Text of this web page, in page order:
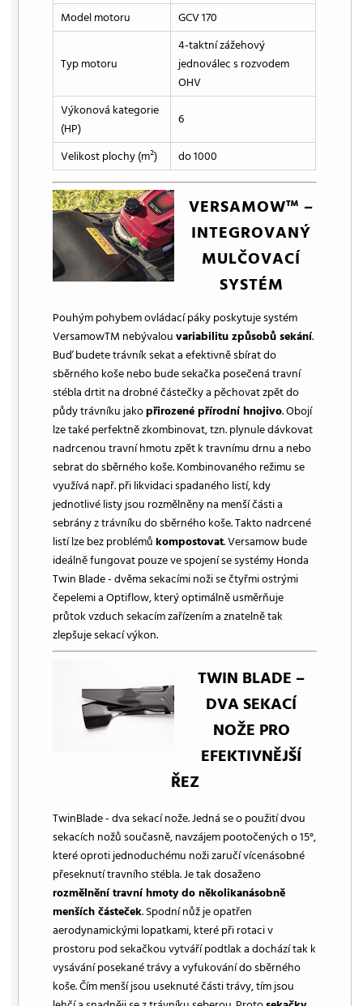
Model motoru
GCV 170
Typ motoru
4-taktní zážehový
jednoválec s rozvodem
OHV
Výkonová kategorie
(HP)
6
Velikost plochy (m²)
do 1000
VERSAMOW™ –
INTEGROVANÝ
MULČOVACÍ
SYSTÉM
Pouhým pohybem ovládací páky poskytuje systém
VersamowTM nebývalouvariabilitu způsobů sekání.
Buď budete trávník sekat a efektivně sbírat do
sběrného koše nebo bude sekačka posečená travní
stébla drtit na drobné částečky a pěchovat zpět do
půdy trávníku jakopřirozené přírodní hnojivo. Obojí
lze také perfektně zkombinovat, tzn. plynule dávkovat
nadrcenou travní hmotu zpět k travnímu drnu a nebo
sebrat do sběrného koše. Kombinovaného režimu se
využívá např. při likvidaci spadaného listí, kdy
jednotlivé listy jsou rozmělněny na menší části a
sebrány z trávníku do sběrného koše. Takto nadrcené
listí lze bez problémůkompostovat. Versamow bude
ideálně fungovat pouze ve spojení se systémy Honda
Twin Blade - dvěma sekacími noži se čtyřmi ostrými
čepelemi a Optiflow, který optimálně usměrňuje
průtok vzduch sekacím zařízením a znatelně tak
zlepšuje sekací výkon.
TWIN BLADE –
DVA SEKACÍ
NOŽE PRO
EFEKTIVNĚJŠÍ
ŘEZ
TwinBlade - dva sekací nože. Jedná se o použití dvou
sekacích nožů současně, navzájem pootočených o 15°,
které oproti jednoduchému noži zaručí vícenásobné
přeseknutí travního stébla. Je tak dosaženo
rozmělnění travní hmoty do několikanásobně
menších částeček. Spodní nůž je opatřen
aerodynamickými lopatkami, které při rotaci v
prostoru pod sekačkou vytváří podtlak a dochází tak k
vysávání posekané trávy a vyfukování do sběrného
koše. Čím menší jsou useknuté části trávy, tím jsou